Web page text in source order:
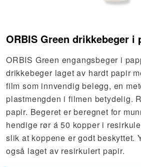
ORBIS Green drikkebeger i
ORBIS Green engangsbeger i
drikkebeger laget av hardt papir
film som innvendig belegg, en
plastmengden i filmen betydelig.
papir. Begeret er beregnet for
hendige rør á 50 kopper i
slik at koppene er godt beskyttet.
også laget av resirkulert papir.